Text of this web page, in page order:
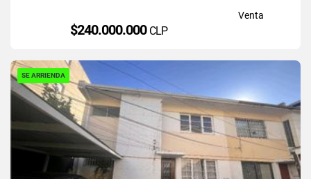
Venta
$240.000.000 CLP
SE ARRIENDA